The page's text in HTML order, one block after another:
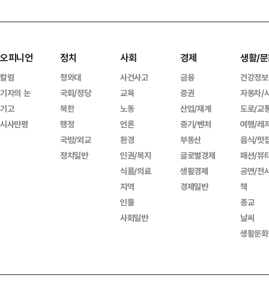
오피니언
칼럼
기자의 눈
기고
시사만평
정치
청와대
국회/정당
북한
행정
국방/외교
정치일반
사회
사건사고
교육
노동
언론
환경
인권/복지
식품/의료
지역
인물
사회일반
경제
금융
증권
산업/재계
중기/벤처
부동산
글로벌경제
생활경제
경제일반
생활/
건강정보
자동차/
도로/교
여행/레
음식/맛
패션/뷰
공연/전
책
종교
날씨
생활문